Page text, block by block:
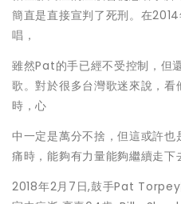
簡直是直接宣判了死刑。在
唱，
雖然Pat的手已經不受控制，但
歌。對於很多台灣歌迷來說，
時，心
中一定是萬分不捨，但這或許
痛時，能夠有力量能夠繼續走下
2018年2月7日,鼓手Pat